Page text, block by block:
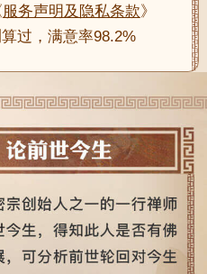
服务声明及隐私条款》
过，满意率98.2%